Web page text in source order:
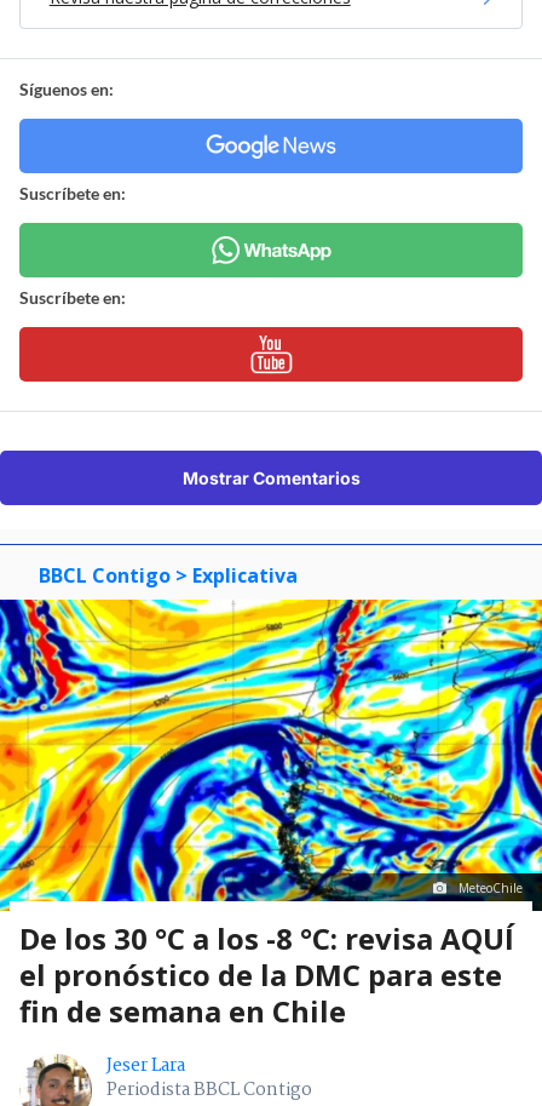
Síguenos en:
Suscríbete en:
Suscríbete en:
Mostrar Comentarios
BBCL Contigo > Explicativa
MeteoChile
De los 30 °C a los -8 °C: revisa AQUÍ
el pronóstico de la DMC para este
fin de semana en Chile
Jeser Lara
Periodista BBCL Contigo